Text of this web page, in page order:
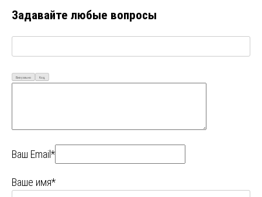
Задавайте любые вопросы
Визуально Код
Ваш Email*
Ваше имя*